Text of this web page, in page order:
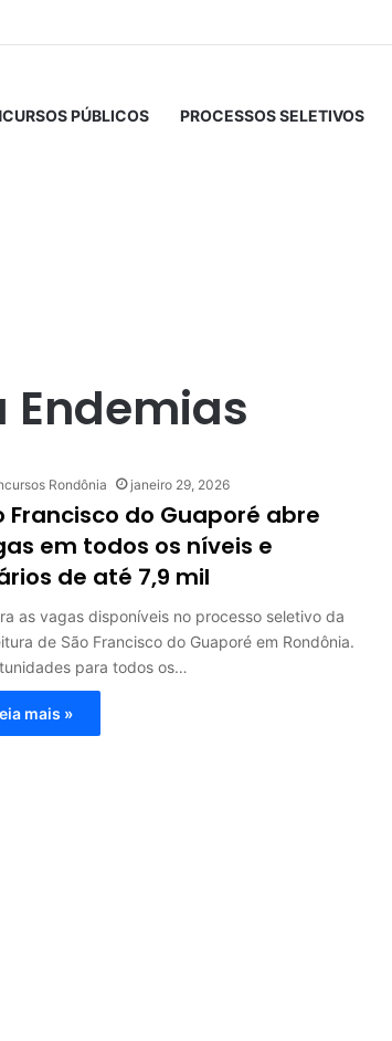
PÚBLICOS PROCESSOS SELETIVOS
Endemias
Rondônia janeiro 29, 2026
Francisco do Guaporé abre
em todos os níveis e
de até 7,9 mil
as vagas disponíveis no processo seletivo da
de São Francisco do Guaporé em Rondônia.
para todos os…
mais »